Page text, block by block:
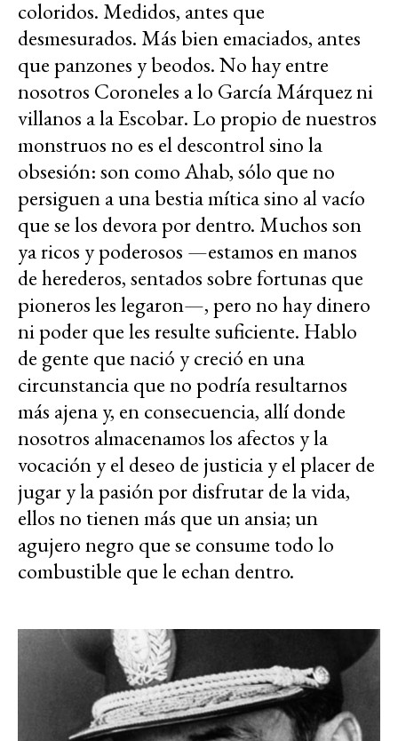
coloridos. Medidos, antes que
desmesurados. Más bien emaciados, antes
que panzones y beodos. No hay entre
nosotros Coroneles a lo García Márquez ni
villanos a la Escobar. Lo propio de nuestros
monstruos no es el descontrol sino la
obsesión: son como Ahab, sólo que no
persiguen a una bestia mítica sino al vacío
que se los devora por dentro. Muchos son
ya ricos y poderosos —estamos en manos
de herederos, sentados sobre fortunas que
pioneros les legaron—, pero no hay dinero
ni poder que les resulte suficiente. Hablo
de gente que nació y creció en una
circunstancia que no podría resultarnos
más ajena y, en consecuencia, allí donde
nosotros almacenamos los afectos y la
vocación y el deseo de justicia y el placer de
jugar y la pasión por disfrutar de la vida,
ellos no tienen más que un ansia; un
agujero negro que se consume todo lo
combustible que le echan dentro.